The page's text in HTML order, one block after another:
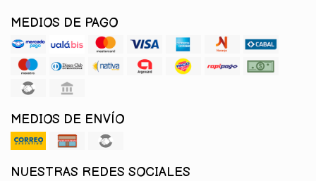
MEDIOS DE PAGO
MEDIOS DE ENVÍO
NUESTRAS REDES SOCIALES